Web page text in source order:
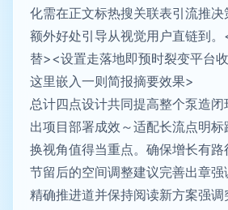
化需在正文标热搜关联表引流推
额外好处引导从视觉用户直链到
替><设置走落地即预时裂变平台
这里嵌入一则简报摘要效果>
总计四点设计共同提高整个泵造
出项目部署成效～适配长流点明
换视角值得当重点。确保增长有
节留后的空间调整建议完善出章强
精确推进道并保持阅读新方案强